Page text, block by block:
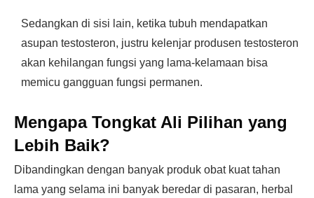
Sedangkan di sisi lain, ketika tubuh mendapatkan
asupan testosteron, justru kelenjar produsen testosteron
akan kehilangan fungsi yang lama-kelamaan bisa
memicu gangguan fungsi permanen.
Mengapa Tongkat Ali Pilihan yang
Lebih Baik?
Dibandingkan dengan banyak produk obat kuat tahan
lama yang selama ini banyak beredar di pasaran, herbal